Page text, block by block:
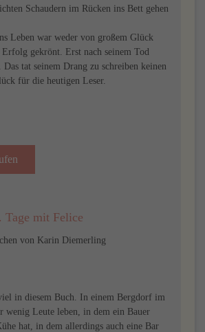
Schaudern im Rücken ins Bett gehen
Leben war weder von großem Glück
gekrönt. Erst nach seinem Tod
tat seinem Drang zu schreiben keinen
für die heutigen Leser.
Tage mit Felice
von Karin Diemerling
in diesem Buch. In einem Bergdorf im
wenig Leute leben, in dem ein Bauer
hat, in dem allerdings auch eine Bar